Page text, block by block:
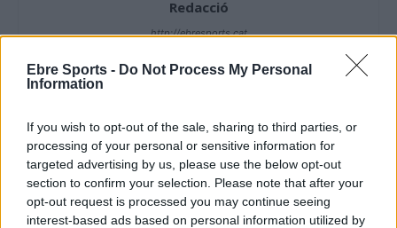
Ebre Sports - Do Not Process My Personal
Information
If you wish to opt-out of the sale, sharing to third parties, or
processing of your personal or sensitive information for
targeted advertising by us, please use the below opt-out
section to confirm your selection. Please note that after your
opt-out request is processed you may continue seeing
interest-based ads based on personal information utilized by
Redacció
http://ebresports.cat
Handbol
El Centre d’Esports Tortosa no va mantenir
el bon nivell de joc d’inici de partit
maig 7, 2026